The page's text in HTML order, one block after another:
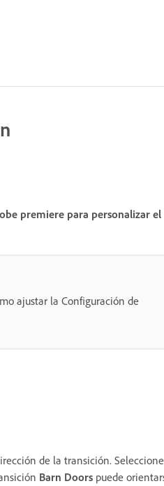
premiere para personalizar
ajustar la Configuración de
de la transición.
Barn Doors puede